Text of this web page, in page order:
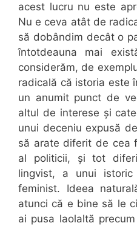
acest lucru nu este
Nu e ceva atât de
să dobândim decât o
întotdeauna mai
considerăm, de
radicală că istoria este
un anumit punct de
altul de interese și
unui deceniu expusă
să arate diferit de cea
al politicii, și tot
lingvist, a unui
feminist. Ideea
atunci că e bine să le
ai pusa laolaltă